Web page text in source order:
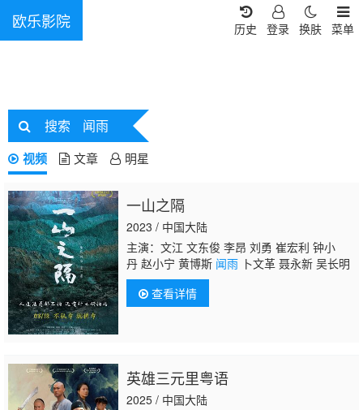
欧乐影院 菜单
换肤
登录
历史
搜索 闻雨
视频 文章 明星
一山之隔
2023 / 中国大陆
主演：文江 文东俊 李昂 刘勇 崔宏利 钟小
丹 赵小宁 黄博斯 闻雨卜文革 聂永新 吴长明
查看详情
英雄三元里粤语
2025 / 中国大陆